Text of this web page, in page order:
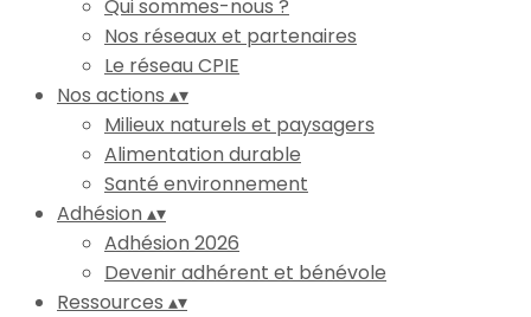
Qui sommes-nous ?
Nos réseaux et partenaires
Le réseau CPIE
Nos actions ▴▾
Milieux naturels et paysagers
Alimentation durable
Santé environnement
Adhésion▴▾
Adhésion 2026
Devenir adhérent et bénévole
Ressources ▴▾